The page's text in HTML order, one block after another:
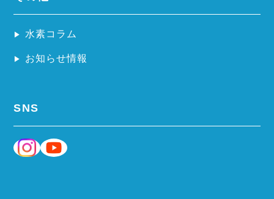
水素コラム
お知らせ情報
SNS